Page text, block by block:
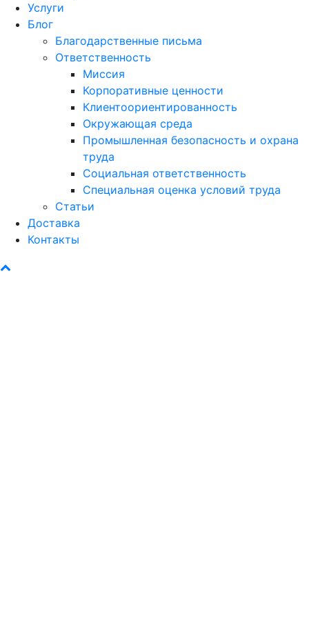
Услуги
Блог
Благодарственные письма
Ответственность
Миссия
Корпоративные ценности
Клиентоориентированность
Окружающая среда
Промышленная безопасность и охрана
труда
Социальная ответственность
Специальная оценка условий труда
Статьи
Доставка
Контакты